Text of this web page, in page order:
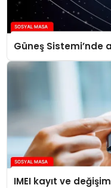
Güneş Sistemi’nde
IMEI kayıt ve